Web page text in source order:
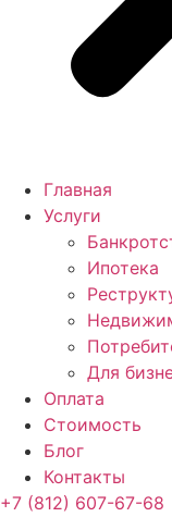
Главная
Услуги
Ипотека
Для
Оплата
Стоимость
Блог
Контакты
+7 (812) 607-67-68